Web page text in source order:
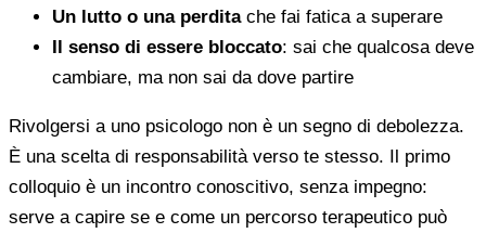
Un lutto o una perditache fai fatica a superare
Il senso di essere bloccato: sai che qualcosa deve
cambiare, ma non sai da dove partire
Rivolgersi a uno psicologo non è un segno di debolezza.
È una scelta di responsabilità verso te stesso. Il primo
colloquio è un incontro conoscitivo, senza impegno:
serve a capire se e come un percorso terapeutico può